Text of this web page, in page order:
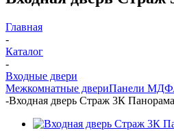
Главная
-
Каталог
-
Входные двери
Межкомнатные двериПанели МДФ
-Входная дверь Страж 3К Панорама